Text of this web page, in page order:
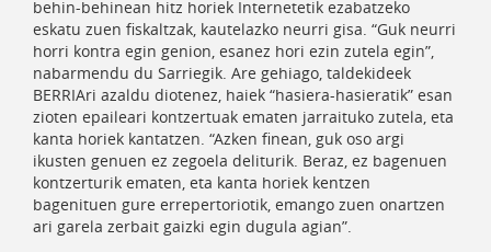
behin-behinean hitz horiek Internetetik ezabatzeko
eskatu zuen fiskaltzak, kautelazko neurri gisa. “Guk neurri
horri kontra egin genion, esanez hori ezin zutela egin”,
nabarmendu du Sarriegik. Are gehiago, taldekideek
BERRIAri azaldu diotenez, haiek “hasiera-hasieratik” esan
zioten epaileari kontzertuak ematen jarraituko zutela, eta
kanta horiek kantatzen. “Azken finean, guk oso argi
ikusten genuen ez zegoela deliturik. Beraz, ez bagenuen
kontzerturik ematen, eta kanta horiek kentzen
bagenituen gure errepertoriotik, emango zuen onartzen
ari garela zerbait gaizki egin dugula agian”.